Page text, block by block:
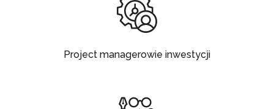
Project managerowie inwestycji